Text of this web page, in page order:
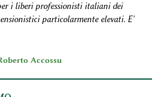
i liberi professionisti italiani dei
particolarmente elevati. E'
Accossu